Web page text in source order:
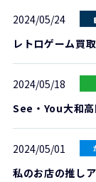
2024/05/24
レトロゲーム買
2024/05/18
See・You大和
2024/05/01
私のお店の推し